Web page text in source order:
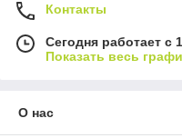
Контакты
Сегодня работает с
Показать весь
О нас